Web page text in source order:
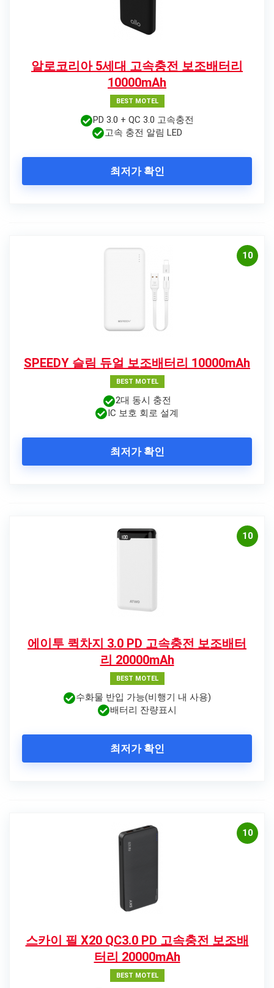
알로코리아 5세대 고속충전 보조배터리
10000mAh
BEST MOTEL
PD 3.0 + QC 3.0 고속충전
고속 충전 알림 LED
최저가 확인
10
SPEEDY 슬림 듀얼 보조배터리 10000mAh
BEST MOTEL
2대 동시 충전
IC 보호 회로 설계
최저가 확인
10
에이투 퀵차지 3.0 PD 고속충전 보조배터
리 20000mAh
BEST MOTEL
수화물 반입 가능(비행기 내 사용)
배터리 잔량표시
최저가 확인
10
스카이 필 X20 QC3.0 PD 고속충전 보조배
터리 20000mAh
BEST MOTEL